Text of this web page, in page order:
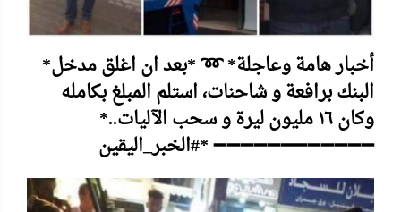
*أخبار هامة وعاجلة* ➿ *بعد ان اغلق مدخل
البنك برافعة و شاحنات، استلم المبلغ بكامله
وكان ١٦ مليون ليرة و سحب الآليات..*
➖➖➖➖➖➖➖➖➖➖➖➖ *#الخبر_اليقين